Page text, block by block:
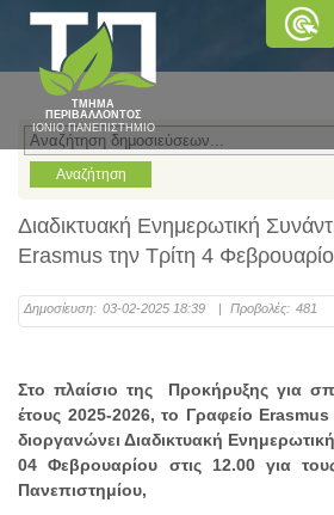
ΤΜΗΜΑ
ΠΕΡΙΒΑΛΛΟΝΤΟΣ
ΙΟΝΙΟ ΠΑΝΕΠΙΣΤΗΜΙΟ
Διαδικτυακή Ενημερωτική
Erasmus την Τρίτη 4
Δημοσίευση: 03-02-2025 18:39 | Προβολές: 481
Στο πλαίσιο της Προκήρυξης για
έτους 2025-2026, το Γραφείο
διοργανώνει Διαδικτυακή
04 Φεβρουαρίου στις 12.00 για
Πανεπιστημίου,